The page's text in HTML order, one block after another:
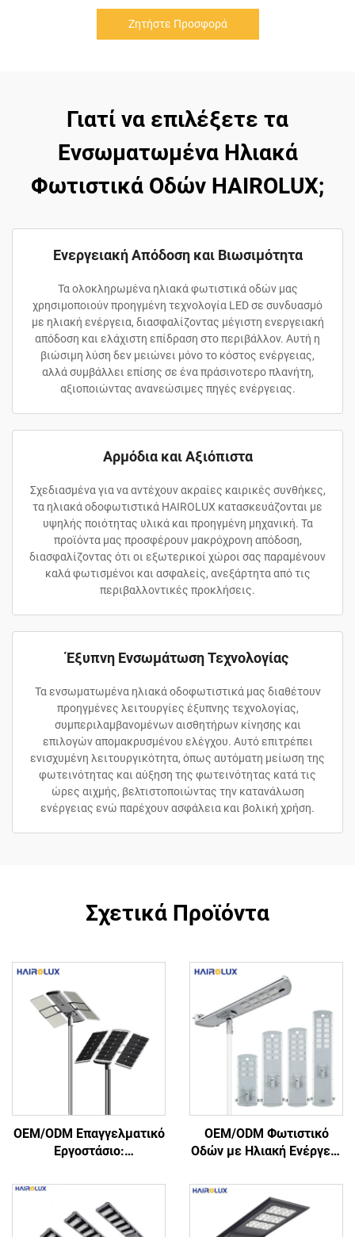
Ζητήστε Προσφορά
Γιατί να επιλέξετε τα
Ενσωματωμένα Ηλιακά
Φωτιστικά Οδών HAIROLUX;
Ενεργειακή Απόδοση και Βιωσιμότητα
Τα ολοκληρωμένα ηλιακά φωτιστικά οδών μας
χρησιμοποιούν προηγμένη τεχνολογία LED σε συνδυασμό
με ηλιακή ενέργεια, διασφαλίζοντας μέγιστη ενεργειακή
απόδοση και ελάχιστη επίδραση στο περιβάλλον. Αυτή η
βιώσιμη λύση δεν μειώνει μόνο το κόστος ενέργειας,
αλλά συμβάλλει επίσης σε ένα πράσινοτερο πλανήτη,
αξιοποιώντας ανανεώσιμες πηγές ενέργειας.
Αρμόδια και Αξιόπιστα
Σχεδιασμένα για να αντέχουν ακραίες καιρικές συνθήκες,
τα ηλιακά οδοφωτιστικά HAIROLUX κατασκευάζονται με
υψηλής ποιότητας υλικά και προηγμένη μηχανική. Τα
προϊόντα μας προσφέρουν μακρόχρονη απόδοση,
διασφαλίζοντας ότι οι εξωτερικοί χώροι σας παραμένουν
καλά φωτισμένοι και ασφαλείς, ανεξάρτητα από τις
περιβαλλοντικές προκλήσεις.
Έξυπνη Ενσωμάτωση Τεχνολογίας
Τα ενσωματωμένα ηλιακά οδοφωτιστικά μας διαθέτουν
προηγμένες λειτουργίες έξυπνης τεχνολογίας,
συμπεριλαμβανομένων αισθητήρων κίνησης και
επιλογών απομακρυσμένου ελέγχου. Αυτό επιτρέπει
ενισχυμένη λειτουργικότητα, όπως αυτόματη μείωση της
φωτεινότητας και αύξηση της φωτεινότητας κατά τις
ώρες αιχμής, βελτιστοποιώντας την κατανάλωση
ενέργειας ενώ παρέχουν ασφάλεια και βολική χρήση.
Σχετικά Προϊόντα
OEM/ODM Επαγγελματικό
Εργοστάσιο:
Φωτιστικό Οδών με
Ηλιακή Ενέργεια,
Αλουμινίου, IP66, 40 W, 60
OEM/ODM Φωτιστικό
Οδών με Ηλιακή Ενέργεια
Ενσωματωμένο, Έξυπνο,
Αδιάβροχο IP66, LED